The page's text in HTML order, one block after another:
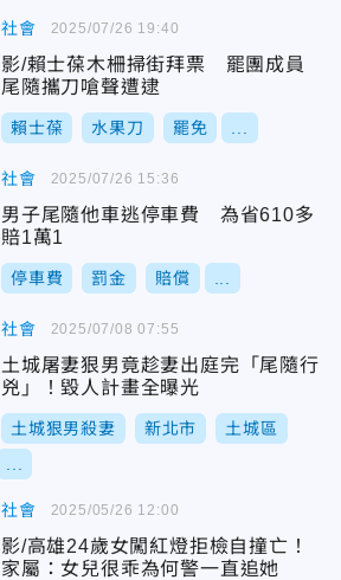
社會
影/賴士葆木柵掃街拜票 罷團成員
尾隨攜刀嗆聲遭逮
賴士葆 水果刀 罷免
2025/07/26 19:40
社會
男子尾隨他車逃停車費 為省610多
賠1萬1
停車費 罰金 賠償
2025/07/26 15:36
社會
土城屠妻狠男竟趁妻出庭完「尾隨行
兇」！毀人計畫全曝光
土城狠男殺妻 新北市 土城區
2025/07/08 07:55
社會
影/高雄24歲女闖紅燈拒檢自撞亡！
家屬：女兒很乖為何警一直追她
2025/05/26 12:00